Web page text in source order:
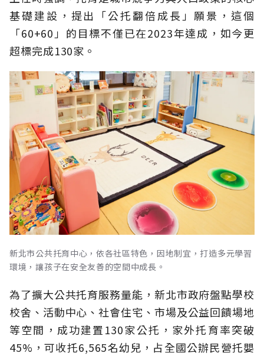
基礎建設，提出「公托翻倍成長」願景，這個
「60+60」的目標不僅已在2023年達成，如今更
超標完成130家。
新北市公共托育中心，依各社區特色，因地制宜，打造多元學習
環境，讓孩子在安全友善的空間中成長。
為了擴大公共托育服務量能，新北市政府盤點學校
校舍、活動中心、社會住宅、市場及公益回饋場地
等空間，成功建置130家公托，家外托育率突破
45%，可收托6,565名幼兒，占全國公辦民營托嬰